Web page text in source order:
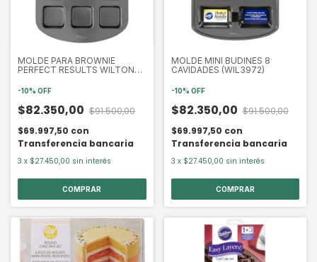
MOLDE PARA BROWNIE
PERFECT RESULTS WILTON
-10% OFF
$82.350,00 $91.500,00
$69.997,50 con
Transferencia bancaria
3 x $27.450,00 sin interés
MOLDE MINI BUDINES 8
CAVIDADES (WIL3972)
-10% OFF
$82.350,00 $91.500,00
$69.997,50 con
Transferencia bancaria
3 x $27.450,00 sin interés